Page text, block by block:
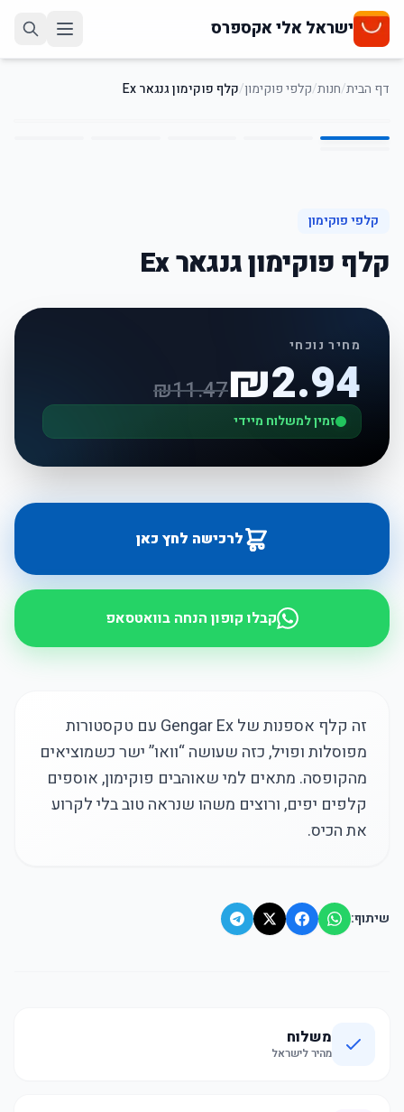
ישראל אלי אקספרס
דף הבית/חנות/קלפי פוקימון/קלף פוקימון גנגאר Ex
1
/
6
קלפי פוקימון
קלף פוקימון גנגאר Ex
מחיר נוכחי
₪2.94
₪11.47
זמין למשלוח מיידי
לרכישה לחץ כאן
קבלו קופון הנחה בוואטסאפ
זה קלף אספנות של Gengar Ex עם טקסטורות
מפוסלות ופויל, כזה שעושה “וואו” ישר כשמוציאים
מהקופסה. מתאים למי שאוהבים פוקימון, אוספים
קלפים יפים, ורוצים משהו שנראה טוב בלי לקרוע
את הכיס.
שיתוף:
משלוח
מהיר לישראל